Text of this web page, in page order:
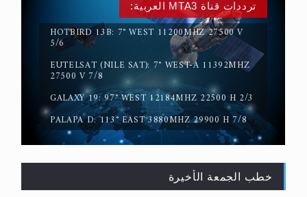
حقيقة المسيح الدجال
ترددات قناة MTA3 العربية:
HOTBIRD 13B: 7° WEST 11200MHZ 27500 V
5/6
EUTELSAT (NILE SAT): 7° WEST-A 11392MHZ
27500 V 7/8
GALAXY 19: 97° WEST 12184MHZ 22500 H 2/3
PALAPA D: 113° EAST 3880MHZ 29900 H 7/8
خطب الجمعة الأخيرة